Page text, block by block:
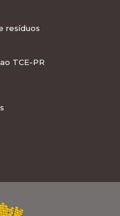
resíduos
TCE-PR